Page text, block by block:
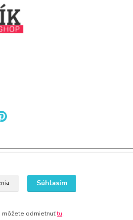
Eshop-rychlo.sk
Súhlasím
môžete odmietnuťtu.